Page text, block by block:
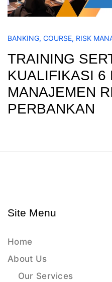
BANKING, COURSE, RISK
TRAINING
KUALIFIKASI 6
MANAJEMEN
PERBANKAN
Site Menu
Home
About Us
Our Services